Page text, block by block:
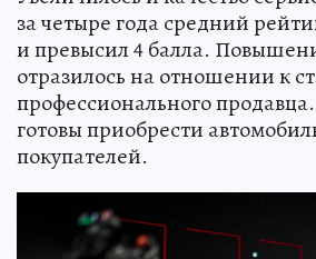
за четыре года средний
и превысил 4 балла.
отразилось на отношении к
профессионального
готовы приобрести
покупателей.